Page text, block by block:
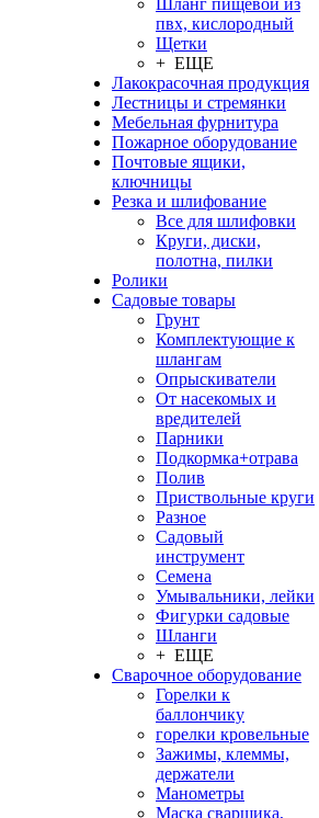
Шланг пищевой из
пвх, кислородный
Щетки
+ ЕЩЕ
Лакокрасочная продукция
Лестницы и стремянки
Мебельная фурнитура
Пожарное оборудование
Почтовые ящики,
ключницы
Резка и шлифование
Все для шлифовки
Круги, диски,
полотна, пилки
Ролики
Садовые товары
Грунт
Комплектующие к
шлангам
Опрыскиватели
От насекомых и
вредителей
Парники
Подкормка+отрава
Полив
Приствольные круги
Разное
Садовый
инструмент
Семена
Умывальники, лейки
Фигурки садовые
Шланги
+ ЕЩЕ
Сварочное оборудование
Горелки к
баллончику
горелки кровельные
Зажимы, клеммы,
держатели
Манометры
Маска сварщика,